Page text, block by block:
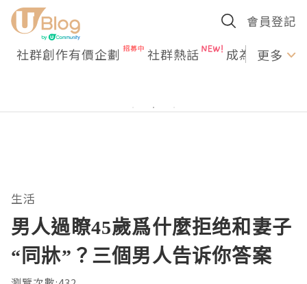
會員登記
社群創作有價企劃 社群熱話 成為U更多
生活
男人過瞭45歲爲什麼拒绝和妻子
“同牀”？三個男人告诉你答案